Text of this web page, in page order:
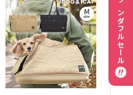
ワンダフルセール